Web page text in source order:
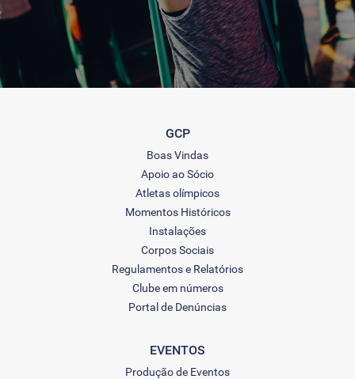
GCP
Boas Vindas
Apoio ao Sócio
Atletas olímpicos
Momentos Históricos
Instalações
Corpos Sociais
Regulamentos e Relatórios
Clube em números
Portal de Denúncias
EVENTOS
Produção de Eventos